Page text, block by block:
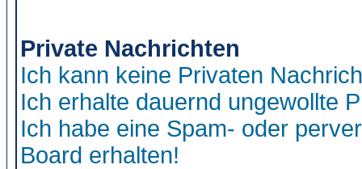
Private Nachrichten
Ich kann keine Privaten
Ich erhalte dauernd ungewollte
Ich habe eine Spam- oder
Board erhalten!